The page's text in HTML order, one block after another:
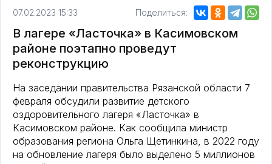
07.02.2023 15:33 Поделиться:
В лагере «Ласточка» в Касимовском
районе поэтапно проведут
реконструкцию
На заседании правительства Рязанской области 7
февраля обсудили развитие детского
оздоровительного лагеря «Ласточка» в
Касимовском районе. Как сообщила министр
образования региона Ольга Щетинкина, в 2022 году
на обновление лагеря было выделено 5 миллионов